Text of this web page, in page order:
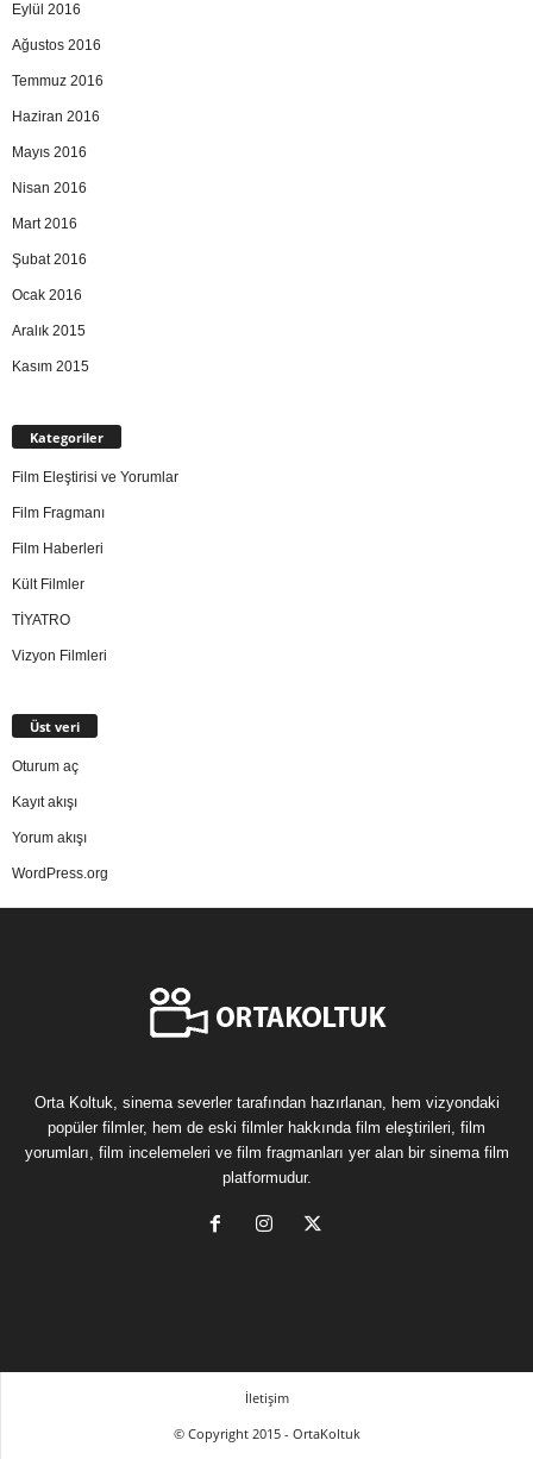
Eylül 2016
Ağustos 2016
Temmuz 2016
Haziran 2016
Mayıs 2016
Nisan 2016
Mart 2016
Şubat 2016
Ocak 2016
Aralık 2015
Kasım 2015
Kategoriler
Film Eleştirisi ve Yorumlar
Film Fragmanı
Film Haberleri
Kült Filmler
TİYATRO
Vizyon Filmleri
Üst veri
Oturum aç
Kayıt akışı
Yorum akışı
WordPress.org
Orta Koltuk, sinema severler tarafından hazırlanan, hem vizyondaki
popüler filmler, hem de eski filmler hakkında film eleştirileri, film
yorumları, film incelemeleri ve film fragmanları yer alan bir sinema film
platformudur.
İletişim
© Copyright 2015 - OrtaKoltuk